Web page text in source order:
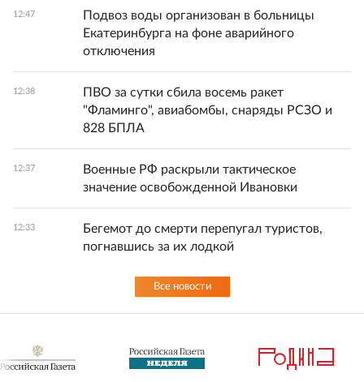
12:47
Подвоз воды организован в больницы
Екатеринбурга на фоне аварийного
отключения
12:38
ПВО за сутки сбила восемь ракет
"Фламинго", авиабомбы, снаряды РСЗО и
828 БПЛА
12:37
Военные РФ раскрыли тактическое
значение освобожденной Ивановки
12:33
Бегемот до смерти перепугал туристов,
погнавшись за их лодкой
Все новости